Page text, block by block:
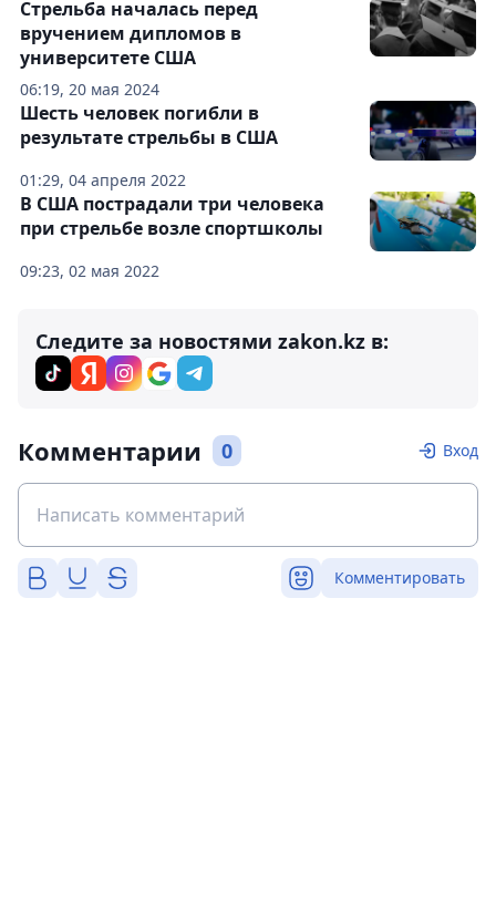
06:19, 20 мая 2024
Стрельба началась перед
вручением дипломов в
университете США
01:29, 04 апреля 2022
Шесть человек погибли в
результате стрельбы в США
09:23, 02 мая 2022
В США пострадали три человека
при стрельбе возле спортшколы
Следите за новостями zakon.kz в:
Комментарии 0 Вход
Комментировать